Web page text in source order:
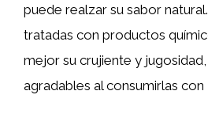
puede realzar su sabor
tratadas con productos
mejor su crujiente y
agradables al consumirlas con